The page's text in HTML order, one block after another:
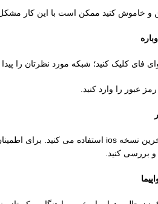
و خاموش کنید ممکن است با این کار
فای کلیک کنید؛ شبکه مورد نظرتان را
عبور را وارد کنید.
و بررسی کنید.